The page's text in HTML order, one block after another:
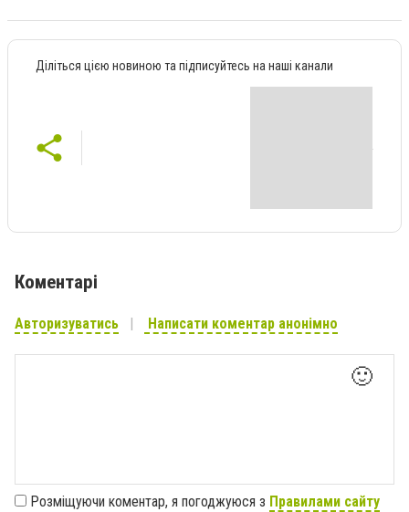
Діліться цією новиною та підписуйтесь на наші канали
Коментарі
Авторизуватись Написати коментар анонімно
🙂
Розміщуючи коментар, я погоджуюся з Правилами сайту